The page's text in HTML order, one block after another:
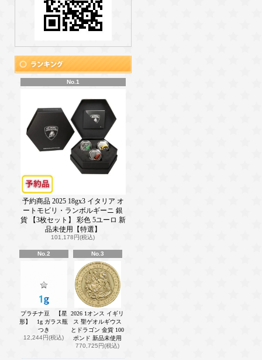
No.1
予約商品 2025 18gx3 イタリア オ
ートモビリ・ランボルギーニ 銀
貨 【3枚セット】 彩色 5ユーロ 新
品未使用【特選】
101,178円(税込)
No.2
プラチナ豆 【星
形】 1g ガラス瓶
つき
12,244円(税込)
No.3
2026 1オンス イギリ
ス 聖ゲオルギウス
とドラゴン 金貨 100
ポンド 新品未使用
770,725円(税込)